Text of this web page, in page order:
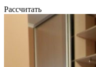
Рассчитать